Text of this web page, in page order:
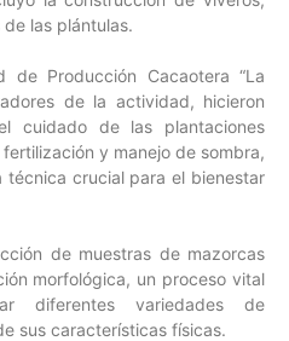
las plántulas.
Producción Cacaotera “La
de la actividad, hicieron
cuidado de las plantaciones
y manejo de sombra,
crucial para el bienestar
de muestras de mazorcas
morfológica, un proceso vital
diferentes variedades de
sus características físicas.